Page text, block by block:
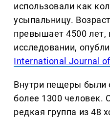
использовали как
усыпальницу.
превышает 4500 лет,
исследовании,
International Journal
Внутри пещеры были
более 1300 человек.
редкая группа из 48